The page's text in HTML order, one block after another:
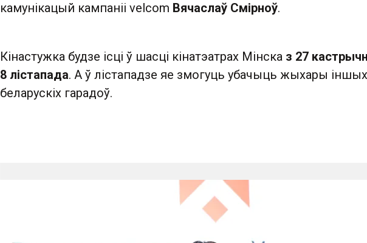
камунікацый кампаніі velcom Вячаслаў Смірноў.
Кінастужка будзе ісці ў шасці кінатэатрах Мінска з 27
8 лістапада. А ў лістападзе яе змогуць убачыць жыхары іншых
беларускіх гарадоў.